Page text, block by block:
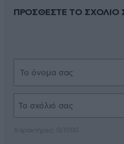
ΠΡΟΣΘΕΣΤΕ ΤΟ ΣΧΟΛΙΟ